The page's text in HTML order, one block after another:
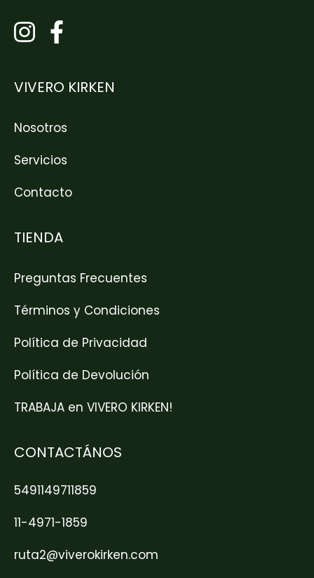
VIVERO KIRKEN
Nosotros
Servicios
Contacto
TIENDA
Preguntas Frecuentes
Términos y Condiciones
Política de Privacidad
Política de Devolución
TRABAJA en VIVERO KIRKEN!
CONTACTÁNOS
5491149711859
11-4971-1859
ruta2@viverokirken.com